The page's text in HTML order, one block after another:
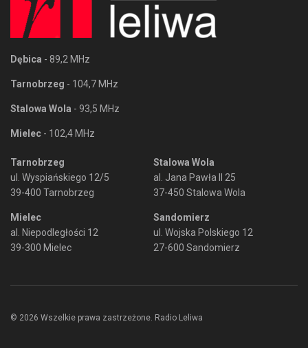
Dębica - 89,2 MHz
Tarnobrzeg - 104,7 MHz
Stalowa Wola - 93,5 MHz
Mielec - 102,4 MHz
Tarnobrzeg
ul. Wyspiańskiego 12/5
39-400 Tarnobrzeg
Mielec
al. Niepodległości 12
39-300 Mielec
Stalowa Wola
al. Jana Pawła II 25
37-450 Stalowa Wola
Sandomierz
ul. Wojska Polskiego 12
27-600 Sandomierz
© 2026 Wszelkie prawa zastrzeżone. Radio Leliwa